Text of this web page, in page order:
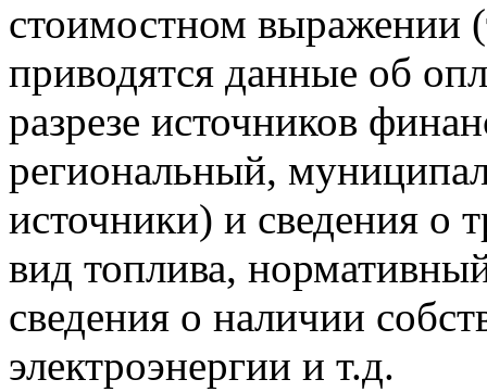
стоимостном выражении
приводятся данные об
разрезе источников
региональный,
источники) и сведения о
вид топлива,
сведения о наличии
электроэнергии и т.д.